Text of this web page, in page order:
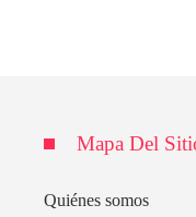
Mapa Del
Quiénes somos